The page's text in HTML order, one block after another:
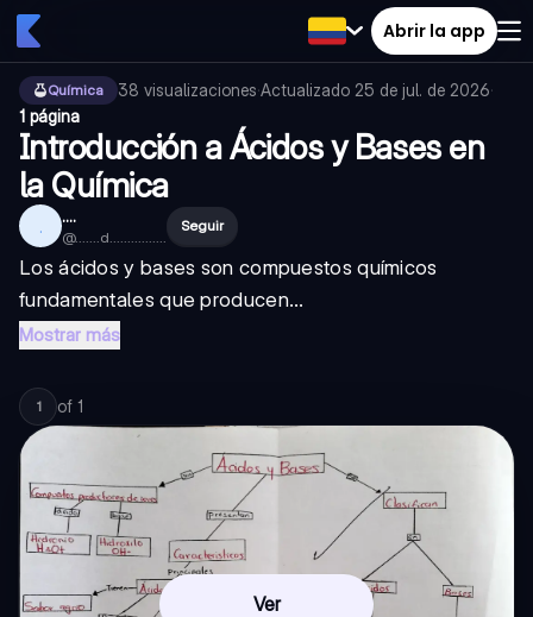
Abrir la app
Química 38 visualizaciones·Actualizado 25 de jul. de 2026·
1 página
Introducción a Ácidos y Bases en
la Química
. ....
@.......d................
Seguir
Los ácidos y bases son compuestos químicos
fundamentales que producen...
Mostrar más
1 of 1
Ver